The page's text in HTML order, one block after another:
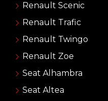
Renault Scenic
Renault Trafic
Renault Twingo
Renault Zoe
Seat Alhambra
Seat Altea